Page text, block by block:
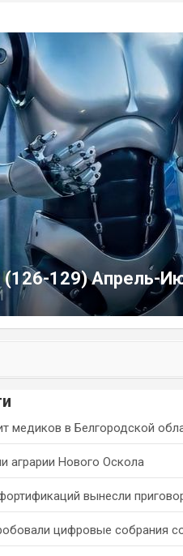
129) Апрель-
медиков в Белгородской
аграрии Нового Оскола
вынесли
цифровые собрания